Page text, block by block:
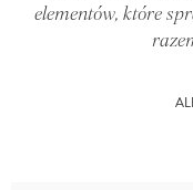
elementów, które